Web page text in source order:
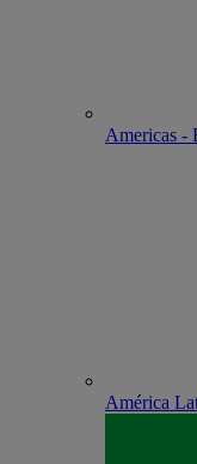
Americas -
América